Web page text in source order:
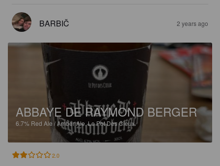
BARBIČ 2 years ago
ABBAYE DE RAYMOND BERGER
6.7% Red Ale / Amber Ale.Le Pot Des Cieux.
2.0